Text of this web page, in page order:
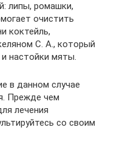
липы, ромашки,
очистить
коктейль,
С. А., который
настойки мяты.
в данном случае
Прежде чем
лечения
со своим